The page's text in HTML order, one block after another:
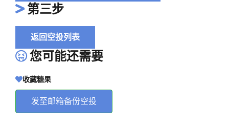
第三步
返回空投列表
您可能还需要
收藏糖果
发至邮箱备份空投